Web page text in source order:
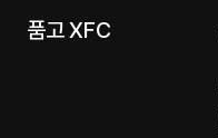
품고 XFC